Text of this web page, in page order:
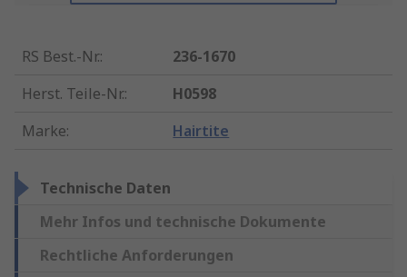
RS Best.-Nr.:
236-1670
Herst. Teile-Nr.:
H0598
Marke: Hairtite
Technische Daten
Mehr Infos und technische Dokumente
Rechtliche Anforderungen